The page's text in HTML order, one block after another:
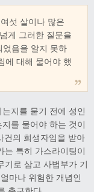
섯 살이나 많은
게 그러한 질문을
었음을 알지 못하
에 대해 물어야 했
지를 묻기 전에 성인
를 물어야 하는 것이
건의 희생자임을 받아
는 특히 가스라이팅이
기로 삼고 사법부가 기
마나 위험한 개념인